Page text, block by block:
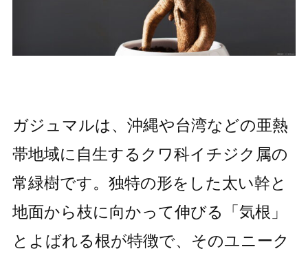
ガジュマルは、沖縄や台湾などの亜熱
帯地域に自生するクワ科イチジク属の
常緑樹です。独特の形をした太い幹と
地面から枝に向かって伸びる「気根」
とよばれる根が特徴で、そのユニーク